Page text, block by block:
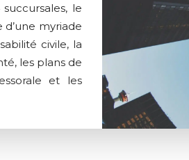
le
d’une myriade
civile, la
les plans de
et les